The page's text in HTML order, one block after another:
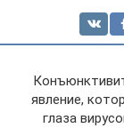
явление,
глаза